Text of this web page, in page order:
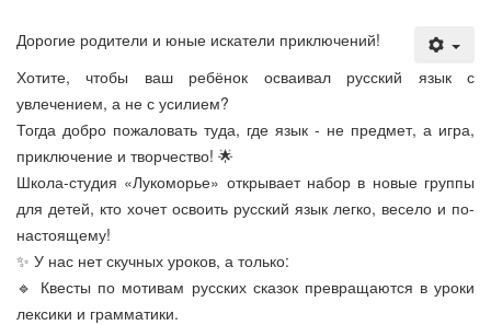
Дорогие родители и юные искатели приключений!
Хотите, чтобы ваш ребёнок осваивал русский язык с
увлечением, а не с усилием?
Тогда добро пожаловать туда, где язык - не предмет, а игра,
приключение и творчество! 🌟
Школа-студия «Лукоморье» открывает набор в новые группы
для детей, кто хочет освоить русский язык легко, весело и по-
настоящему!
✨ У нас нет скучных уроков, а только:
🔹 Квесты по мотивам русских сказок превращаются в уроки
лексики и грамматики.